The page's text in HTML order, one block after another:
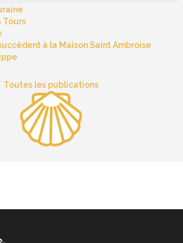
Tours
à la Maison Saint Ambroise
Toutes les publications